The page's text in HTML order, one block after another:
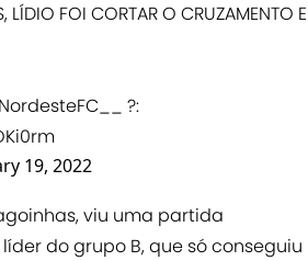
FOI CORTAR O CRUZAMENTO E
?:
19, 2022
viu uma partida
do grupo B, que só conseguiu